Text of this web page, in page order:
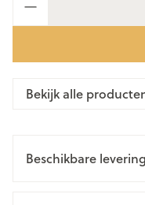
Bekijk alle
Beschikbare